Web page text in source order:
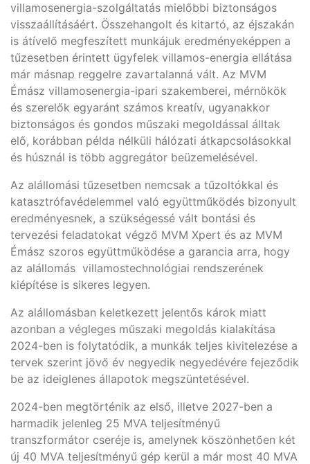
villamosenergia-szolgáltatás mielőbbi biztonságos
visszaállításáért. Összehangolt és kitartó, az éjszakán
is átívelő megfeszített munkájuk eredményeképpen a
tűzesetben érintett ügyfelek villamos-energia ellátása
már másnap reggelre zavartalanná vált. Az MVM
Émász villamosenergia-ipari szakemberei, mérnökök
és szerelők egyaránt számos kreatív, ugyanakkor
biztonságos és gondos műszaki megoldással álltak
elő, korábban példa nélküli hálózati átkapcsolásokkal
és húsznál is több aggregátor beüzemelésével.
Az alállomási tűzesetben nemcsak a tűzoltókkal és
katasztrófavédelemmel való együttműködés bizonyult
eredményesnek, a szükségessé vált bontási és
tervezési feladatokat végző MVM Xpert és az MVM
Émász szoros együttműködése a garancia arra, hogy
az alállomás villamostechnológiai rendszerének
kiépítése is sikeres legyen.
Az alállomásban keletkezett jelentős károk miatt
azonban a végleges műszaki megoldás kialakítása
2024-ben is folytatódik, a munkák teljes kivitelezése a
tervek szerint jövő év negyedik negyedévére fejeződik
be az ideiglenes állapotok megszüntetésével.
2024-ben megtörténik az első, illetve 2027-ben a
harmadik jelenleg 25 MVA teljesítményű
transzformátor cseréje is, amelynek köszönhetően két
új 40 MVA teljesítményű gép kerül a már most 40 MVA